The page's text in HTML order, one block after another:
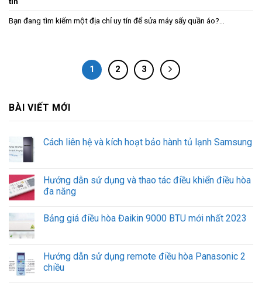
Bạn đang tìm kiếm một địa chỉ uy tín để sửa máy sấy quần áo?...
1 2 3
BÀI VIẾT MỚI
Cách liên hệ và kích hoạt bảo hành tủ lạnh Samsung
Hướng dẫn sử dụng và thao tác điều khiển điều hòa
đa năng
Bảng giá điều hòa Đaikin 9000 BTU mới nhất 2023
Hướng dẫn sử dụng remote điều hòa Panasonic 2
chiều